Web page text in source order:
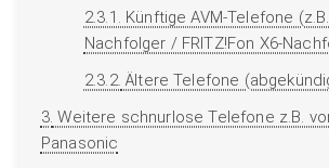
2.3.1. Künftige AVM-Telefone
Nachfolger / FRITZ!Fon X6-
2.3.2. Ältere Telefone
3. Weitere schnurlose Telefone z.B.
Panasonic